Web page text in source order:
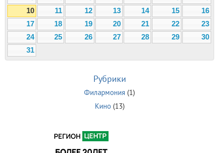
10
11 12 13 14 15
16
17
18 19 20 21 22
23
24
25 26 27 28 29
30
31
Рубрики
Филармония (1)
Кино(13)